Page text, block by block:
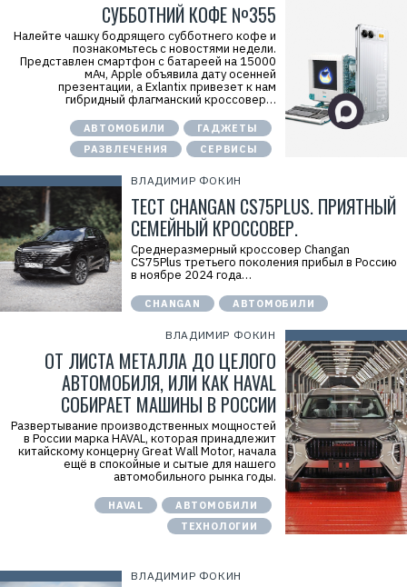
СУББОТНИЙ КОФЕ №355
Налейте чашку бодрящего субботнего кофе и
познакомьтесь с новостями недели.
Представлен смартфон с батареей на 15000
мАч, Apple объявила дату осенней
презентации, а Exlantix привезет к нам
гибридный флагманский кроссовер…
АВТОМОБИЛИ
ГАДЖЕТЫ
РАЗВЛЕЧЕНИЯ
СЕРВИСЫ
ВЛАДИМИР ФОКИН
ТЕСТ CHANGAN CS75PLUS. ПРИЯТНЫЙ
СЕМЕЙНЫЙ КРОССОВЕР.
Среднеразмерный кроссовер Changan
CS75Plus третьего поколения прибыл в Россию
в ноябре 2024 года…
CHANGAN АВТОМОБИЛИ
ВЛАДИМИР ФОКИН
ОТ ЛИСТА МЕТАЛЛА ДО ЦЕЛОГО
АВТОМОБИЛЯ, ИЛИ КАК HAVAL
СОБИРАЕТ МАШИНЫ В РОССИИ
Развертывание производственных мощностей
в России марка HAVAL, которая принадлежит
китайскому концерну Great Wall Motor, начала
ещё в спокойные и сытые для нашего
автомобильного рынка годы.
HAVAL
АВТОМОБИЛИ
ТЕХНОЛОГИИ
ВЛАДИМИР ФОКИН